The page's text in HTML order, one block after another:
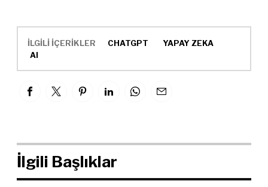
İLGİLİ İÇERİKLER CHATGPT
YAPAY ZEKA
AI
İlgili Başlıklar